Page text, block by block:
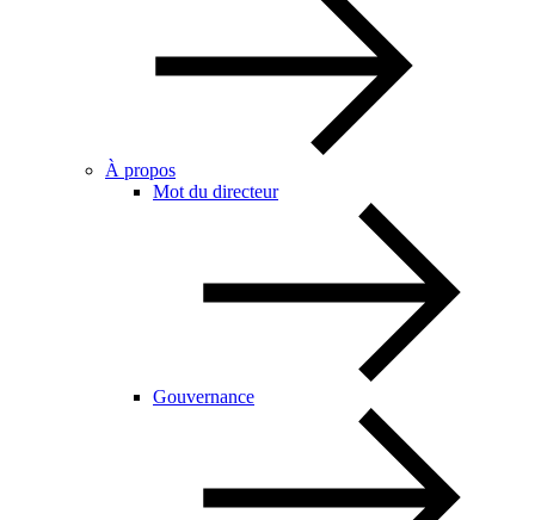
À propos
Mot du directeur
Gouvernance